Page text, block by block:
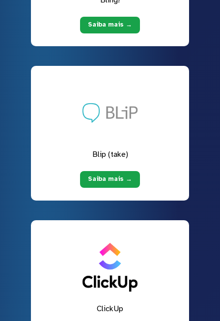
Saiba mais →
Blip (take)
Saiba mais →
ClickUp